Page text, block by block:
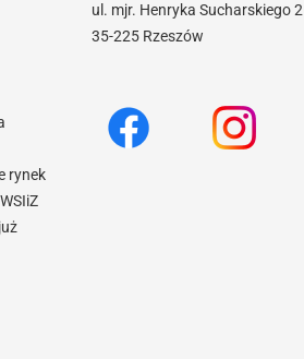
rynek
ul. mjr. Henryka Sucharskiego 2
35-225 Rzeszów